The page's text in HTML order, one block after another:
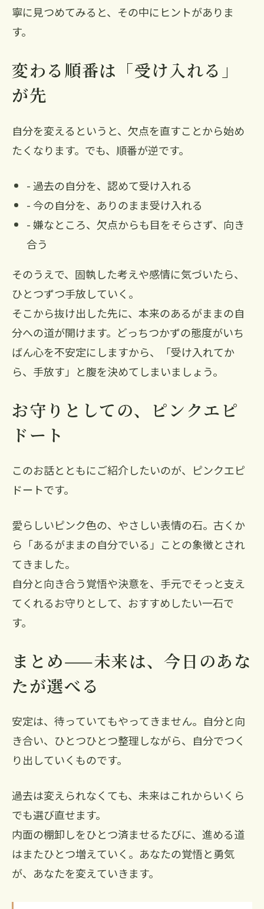
寧に見つめてみると、その中にヒントがありま
す。
変わる順番は「受け入れる」
が先
自分を変えるというと、欠点を直すことから始め
たくなります。でも、順番が逆です。
- 過去の自分を、認めて受け入れる
- 今の自分を、ありのまま受け入れる
- 嫌なところ、欠点からも目をそらさず、向き
合う
そのうえで、固執した考えや感情に気づいたら、
ひとつずつ手放していく。
そこから抜け出した先に、本来のあるがままの自
分への道が開けます。どっちつかずの態度がいち
ばん心を不安定にしますから、「受け入れてか
ら、手放す」と腹を決めてしまいましょう。
お守りとしての、ピンクエピ
ドート
このお話とともにご紹介したいのが、ピンクエピ
ドートです。
愛らしいピンク色の、やさしい表情の石。古くか
ら「あるがままの自分でいる」ことの象徴とされ
てきました。
自分と向き合う覚悟や決意を、手元でそっと支え
てくれるお守りとして、おすすめしたい一石で
す。
まとめ——未来は、今日のあな
たが選べる
安定は、待っていてもやってきません。自分と向
き合い、ひとつひとつ整理しながら、自分でつく
り出していくものです。
過去は変えられなくても、未来はこれからいくら
でも選び直せます。
内面の棚卸しをひとつ済ませるたびに、進める道
はまたひとつ増えていく。あなたの覚悟と勇気
が、あなたを変えていきます。